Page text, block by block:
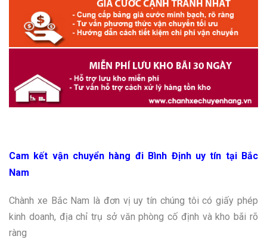
Cam kết vận chuyển hàng đi Bình Định uy tín tại Bắc
Nam
Chành xe Bắc Nam là đơn vị uy tín chúng tôi có giấy phép
kinh doanh, địa chỉ trụ sở văn phòng cố định và kho bãi rõ
ràng